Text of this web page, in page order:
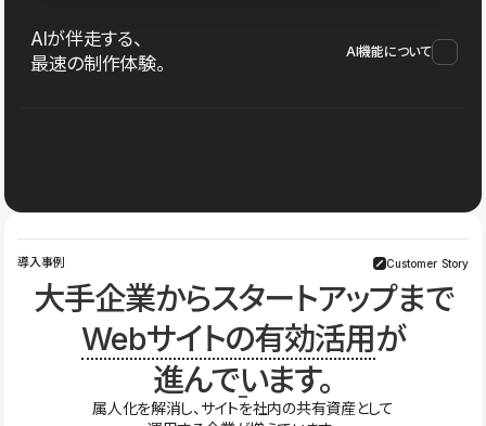
AIが伴走する、
最速の制作体験。
AI機能について
導入事例 Customer Story
大手企業からスタートアップまで
Webサイトの有効活用が
進んでいます。
属人化を解消し、サイトを社内の共有資産として